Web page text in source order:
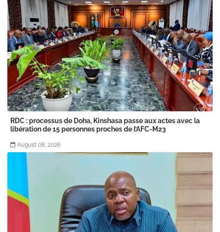
RDC : processus de Doha, Kinshasa passe aux actes avec la
libération de 15 personnes proches de l’AFC-M23
August 08, 2026